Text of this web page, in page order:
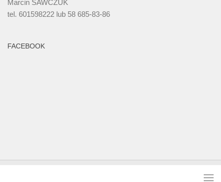
Marcin SAWCZUK
tel. 601598222 lub 58 685-83-86
FACEBOOK